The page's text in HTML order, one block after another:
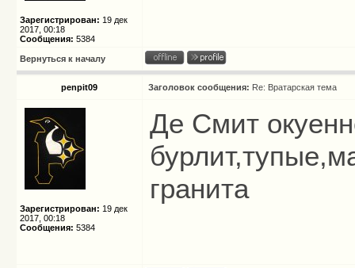
Зарегистрирован: 19 дек
2017, 00:18
Сообщения: 5384
Вернуться к началу
penpit09 Заголовок сообщения: Re: Вратарская тема
Зарегистрирован: 19 дек
2017, 00:18
Сообщения: 5384
Де Смит
гранита